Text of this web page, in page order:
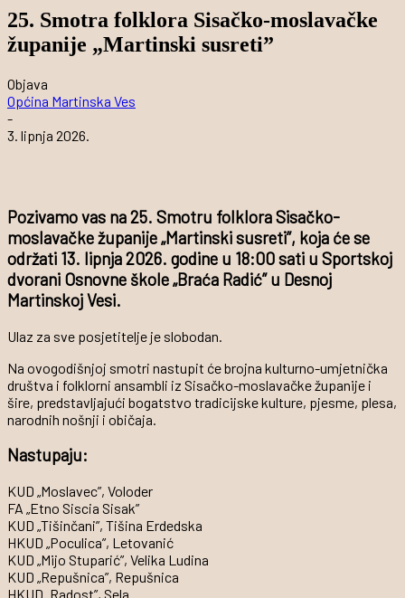
25. Smotra folklora Sisačko-moslavačke
županije „Martinski susreti”
Objava
Općina Martinska Ves
-
3. lipnja 2026.
Pozivamo vas na25. Smotru folklora Sisačko-
moslavačke županije „Martinski susreti”, koja će se
održati 13. lipnja 2026. godine u 18:00 sati u Sportskoj
dvorani Osnovne škole „Braća Radić” u Desnoj
Martinskoj Vesi.
Ulaz za sve posjetitelje je slobodan.
Na ovogodišnjoj smotri nastupit će brojna kulturno-umjetnička
društva i folklorni ansambli iz Sisačko-moslavačke županije i
šire, predstavljajući bogatstvo tradicijske kulture, pjesme, plesa,
narodnih nošnji i običaja.
Nastupaju:
KUD „Moslavec”, Voloder
FA „Etno Siscia Sisak”
KUD „Tišinčani”, Tišina Erdedska
HKUD „Poculica”, Letovanić
KUD „Mijo Stuparić”, Velika Ludina
KUD „Repušnica”, Repušnica
HKUD „Radost”, Sela